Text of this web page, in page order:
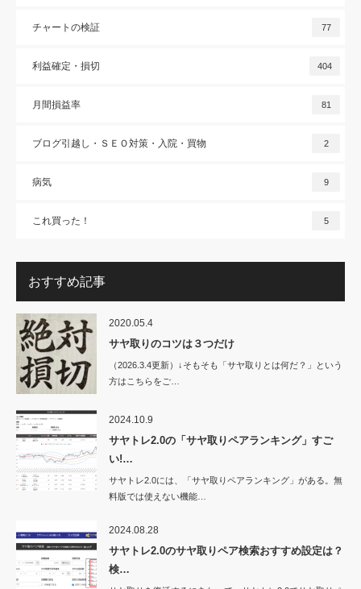
チャートの検証 77
利益確定・損切 404
月間損益率 81
ブログ引越し・ＳＥＯ対策・入院・買物 2
病気 9
これ買った！ 5
おすすめ記事
2020.05.4
サヤ取りのコツは３つだけ
（2026.3.4更新）↓そもそも「サヤ取りとは何だ？」という
方はこちらをご…
2024.10.9
サヤトレ2.0の「サヤ取りペアランキング」すご
い!…
サヤトレ2.0には、「サヤ取りペアランキング」がある。無
料版では使えない機能…
2024.08.28
サヤトレ2.0のサヤ取りペア検索おすすめ設定は？
検…